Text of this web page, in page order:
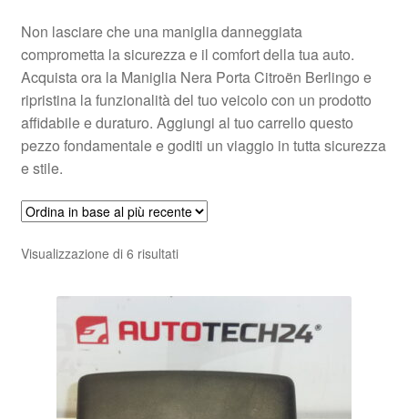
Non lasciare che una maniglia danneggiata
comprometta la sicurezza e il comfort della tua auto.
Acquista ora la Maniglia Nera Porta Citroën Berlingo e
ripristina la funzionalità del tuo veicolo con un prodotto
affidabile e duraturo. Aggiungi al tuo carrello questo
pezzo fondamentale e goditi un viaggio in tutta sicurezza
e stile.
Visualizzazione di 6 risultatiOrdina
base
più